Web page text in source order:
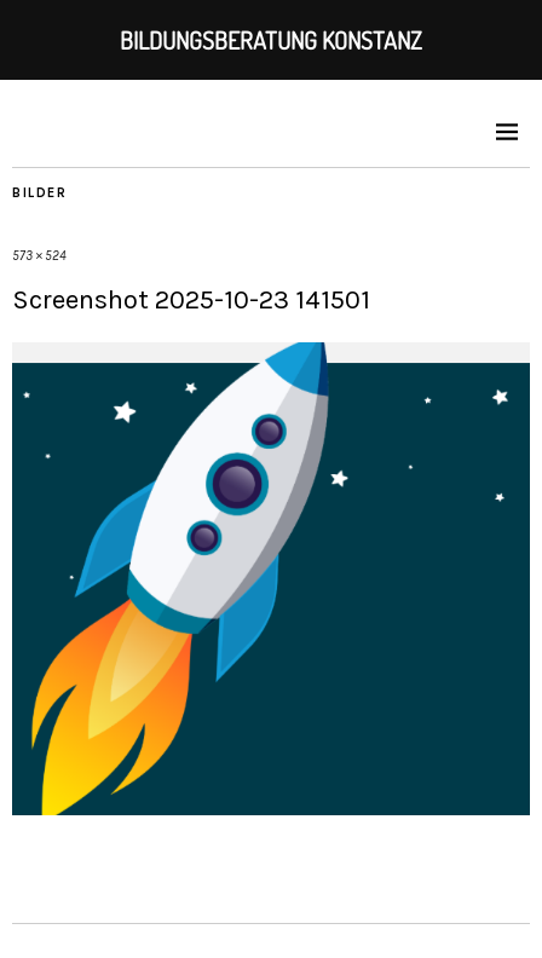
BILDER
573 × 524
Screenshot 2025-10-23 141501
BILDUNGSBERATUNG KONSTANZ